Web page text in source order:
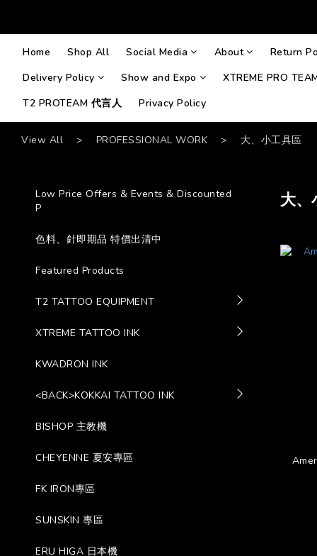
Home Shop All Social Media About
Return
Delivery Policy
Show and Expo
XTREME PRO
T2 PROTEAM 代言人
Privacy Policy
View All > PROFESSIONAL WORK > 大、小工具區
Low Price Offers & Events & Discounted
P
色料、針即期品 特價出清中
Featured Products
T2 TATTOO EQUIPMENT
XTREME TATTOO INK
KWADRON INK
<BACK>KOKKAI TATTOO INK
BISHOP 主教機
CHEYENNE 夏安專區
FK IRON專區
SUNSKIN 專區
ERU HIGA 日本機
大、